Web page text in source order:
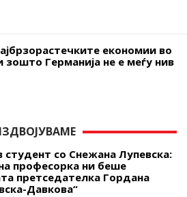
економии во
зошто Германија не е меѓу нив
студент со Снежана Лупевска:
професорка ни беше
претседателка Гордана
Давкова“